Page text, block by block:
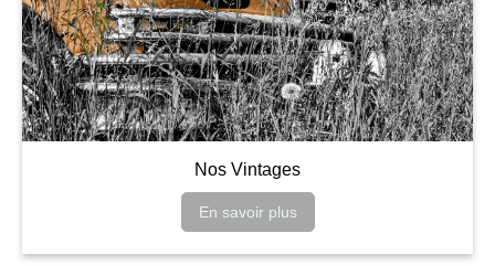
Nos Vintages
En savoir plus